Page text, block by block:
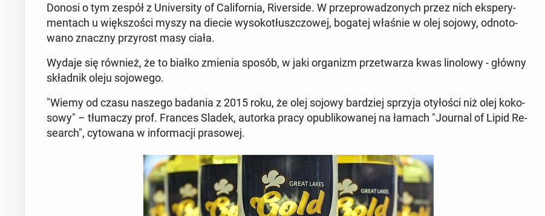
Donosi o tym zespół z Uni­ver­si­ty of Ca­li­for­nia, Ri­ver­si­de. W prze­pro­wa­dzo­nych przez nich eks­pe­ry­
men­tach u więk­szo­ści myszy na diecie wy­so­ko­tłusz­czo­wej, bogatej właśnie w olej sojowy, od­no­to­
wa­no znaczny przy­rost masy ciała.
Wydaje się również, że to białko zmienia sposób, w jaki or­ga­nizm prze­twa­rza kwas li­no­lo­wy - główny
skład­nik oleju so­jo­we­go.
"Wiemy od czasu naszego badania z 2015 roku, że olej sojowy bar­dziej sprzyja oty­ło­ści niż olej ko­ko­
so­wy" – tłu­ma­czy prof. Frances Sladek, autorka pracy opu­bli­ko­wa­nej na łamach "Journal of Lipid Re­
se­arch", cy­to­wa­na w in­for­ma­cji pra­so­wej.